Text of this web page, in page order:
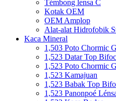
Témbong lensa C
Kotak OEM
OEM Amplop
Alat-alat Hidrofobik
Kaca Mineral
1,503 Poto Chormic
1,523 Datar Top
1,523 Poto Chormic
1,523 Kamajuan
1,523 Babak Top
1,523 Panonpoé